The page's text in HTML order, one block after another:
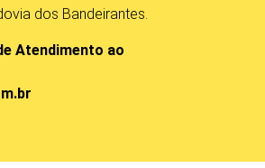
dos Bandeirantes.
Atendimento ao